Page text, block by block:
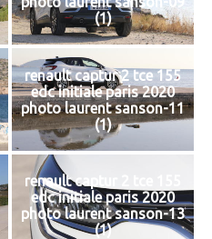
(1)
renault captur 2 tce 155
edc initiale paris 2020
photo laurent sanson-11
(1)
renault captur 2 tce 155
edc initiale paris 2020
photo laurent sanson-13
(1)